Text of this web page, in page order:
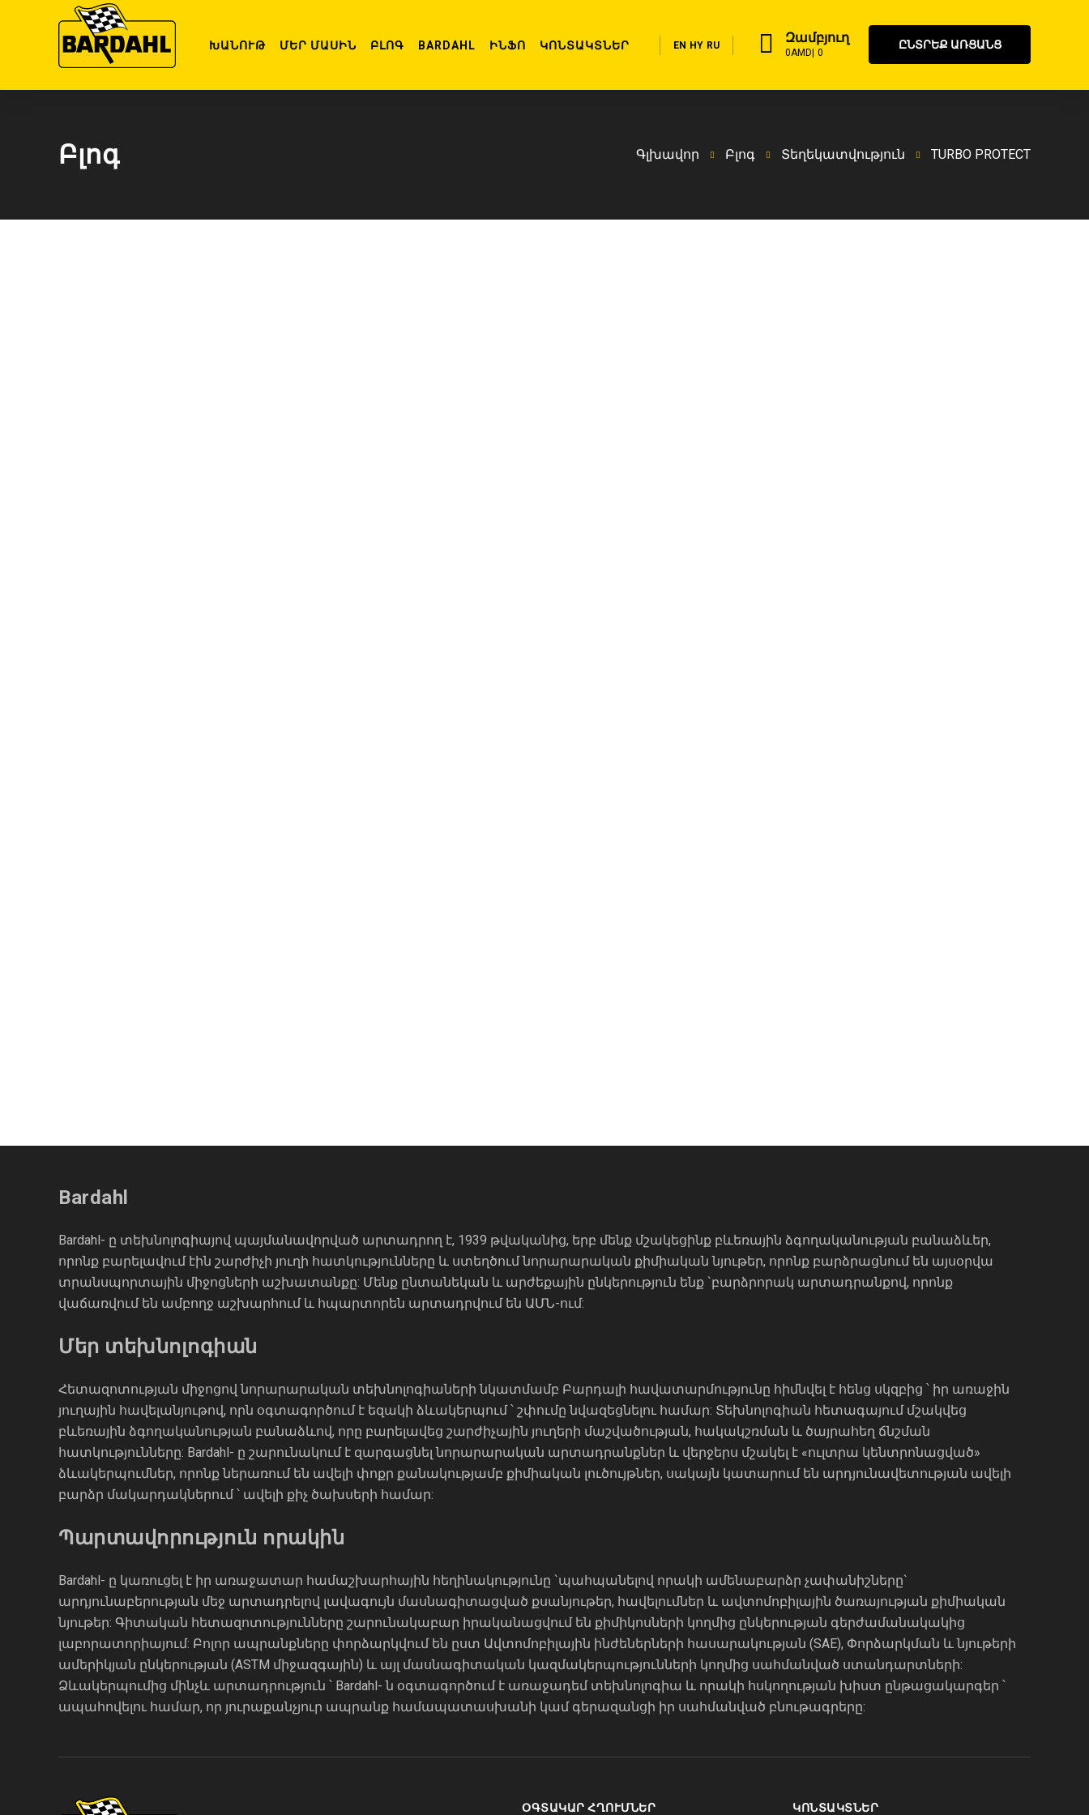
ԸՆՏՐԵՔ ԱՌՑԱՆՑ
Զամբյուղ
0AMD 0
EN HY RU
ԽԱՆՈՒԹ ՄԵՐ ՄԱՍԻՆ ԲԼՈԳ BARDAHL ԻՆՖՈ ԿՈՆՏԱԿՏՆԵՐ
Բլոգ Գլխավոր Բլոգ Տեղեկատվություն TURBO PROTECT
Bardahl
Bardahl- ը տեխնոլոգիայով պայմանավորված արտադրող է, 1939 թվականից, երբ մենք մշակեցինք բևեռային ձգողականության բանաձևեր,
որոնք բարելավում էին շարժիչի յուղի հատկությունները և ստեղծում նորարարական քիմիական նյութեր, որոնք բարձրացնում են այսօրվա
տրանսպորտային միջոցների աշխատանքը: Մենք ընտանեկան և արժեքային ընկերություն ենք `բարձրորակ արտադրանքով, որոնք
վաճառվում են ամբողջ աշխարհում և հպարտորեն արտադրվում են ԱՄՆ-ում:
Մեր տեխնոլոգիան
Հետազոտության միջոցով նորարարական տեխնոլոգիաների նկատմամբ Բարդալի հավատարմությունը հիմնվել է հենց սկզբից ՝ իր առաջին
յուղային հավելանյութով, որն օգտագործում է եզակի ձևակերպում ՝ շփումը նվազեցնելու համար: Տեխնոլոգիան հետագայում մշակվեց
բևեռային ձգողականության բանաձևով, որը բարելավեց շարժիչային յուղերի մաշվածության, հակակշռման և ծայրահեղ ճնշման
հատկությունները: Bardahl- ը շարունակում է զարգացնել նորարարական արտադրանքներ և վերջերս մշակել է «ուլտրա կենտրոնացված»
ձևակերպումներ, որոնք ներառում են ավելի փոքր քանակությամբ քիմիական լուծույթներ, սակայն կատարում են արդյունավետության ավելի
բարձր մակարդակներում ՝ ավելի քիչ ծախսերի համար:
Պարտավորություն որակին
Bardahl- ը կառուցել է իր առաջատար համաշխարհային հեղինակությունը `պահպանելով որակի ամենաբարձր չափանիշները`
արդյունաբերության մեջ արտադրելով լավագույն մասնագիտացված քսանյութեր, հավելումներ և ավտոմոբիլային ծառայության քիմիական
նյութեր: Գիտական ​​հետազոտությունները շարունակաբար իրականացվում են քիմիկոսների կողմից ընկերության գերժամանակակից
լաբորատորիայում: Բոլոր ապրանքները փորձարկվում են ըստ Ավտոմոբիլային ինժեներների հասարակության (SAE), Փորձարկման և նյութերի
ամերիկյան ընկերության (ASTM միջազգային) և այլ մասնագիտական ​​կազմակերպությունների կողմից սահմանված ստանդարտների:
Ձևակերպումից մինչև արտադրություն ՝ Bardahl- ն օգտագործում է առաջադեմ տեխնոլոգիա և որակի հսկողության խիստ ընթացակարգեր ՝
ապահովելու համար, որ յուրաքանչյուր ապրանք համապատասխանի կամ գերազանցի իր սահմանված բնութագրերը:
ՕԳՏԱԿԱՐ ՀՂՈՒՄՆԵՐ ԿՈՆՏԱԿՏՆԵՐ